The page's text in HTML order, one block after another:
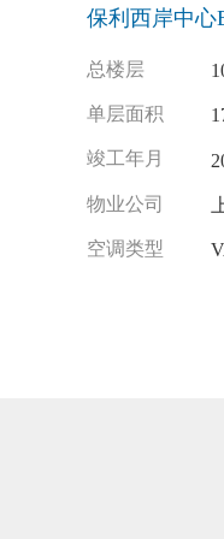
保利西岸中心
总楼层
单层面积
竣工年月
物业公司
空调类型